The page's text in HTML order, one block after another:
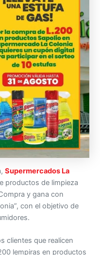
Supermercados La
productos de limpieza
y gana con
con el objetivo de
clientes que realicen
lempiras en productos